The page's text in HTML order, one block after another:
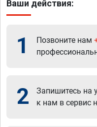
Ваши действия:
1 Позвоните нам
2
Запишитесь на
к нам в сервис